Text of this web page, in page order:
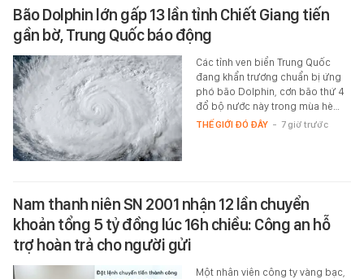
Bão Dolphin lớn gấp 13 lần tỉnh Chiết Giang tiến
gần bờ, Trung Quốc báo động
Các tỉnh ven biển Trung Quốc
đang khẩn trương chuẩn bị ứng
phó bão Dolphin, cơn bão thứ 4
đổ bộ nước này trong mùa hè…
THẾ GIỚI ĐÓ ĐÂY - 7 giờ trước
Nam thanh niên SN 2001 nhận 12 lần chuyển
khoản tổng 5 tỷ đồng lúc 16h chiều: Công an hỗ
trợ hoàn trả cho người gửi
Một nhân viên công ty vàng bạc,